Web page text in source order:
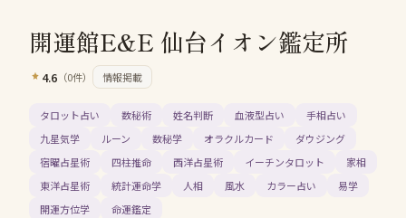
開運館E&E 仙台イオン鑑定所
4.6 （0件） 情報掲載
タロット占い 数秘術 姓名判断 血液型占い
手相占い
九星気学
ルーン 数秘学 オラクルカード
ダウジング
宿曜占星術
四柱推命 西洋占星術 イーチンタロット
家相
東洋占星術
統計運命学 人相 風水 カラー占い
易学
開運方位学
命運鑑定